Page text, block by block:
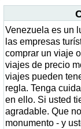
Venezuela es un
las empresas
comprar un viaje
viajes de precio
viajes pueden
regla. Tenga
en ello. Si usted
agradable. Que
monumento - y